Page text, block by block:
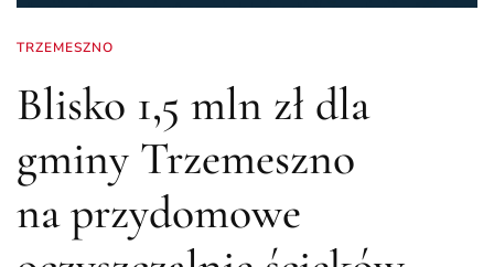
TRZEMESZNO
Blisko 1,5 mln zł dla
gminy Trzemeszno
na przydomowe